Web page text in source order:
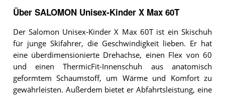
Über SALOMON Unisex-Kinder X Max 60T
Der Salomon Unisex-Kinder X Max 60T ist ein Skischuh
für junge Skifahrer, die Geschwindigkeit lieben. Er hat
eine überdimensionierte Drehachse, einen Flex von 60
und einen ThermicFit-Innenschuh aus anatomisch
geformtem Schaumstoff, um Wärme und Komfort zu
gewährleisten. Außerdem bietet er Abfahrtsleistung, eine